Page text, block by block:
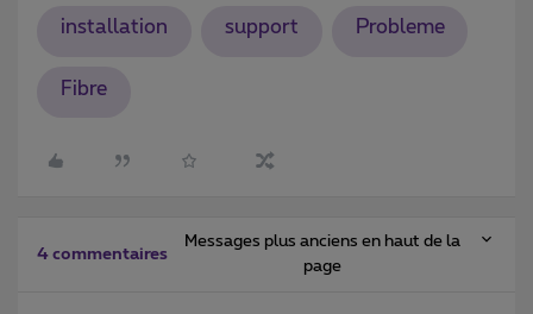
installation support Probleme
Fibre
4 commentaires
Messages plus anciens en haut de la
page